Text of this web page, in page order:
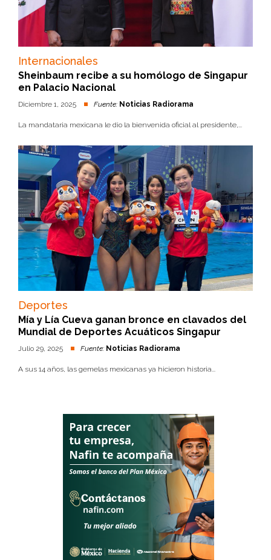
Internacionales
Sheinbaum recibe a su homólogo de Singapur
en Palacio Nacional
Diciembre 1, 2025 Fuente: Noticias Radiorama
La mandataria mexicana le dio la bienvenida oficial al presidente,...
Deportes
Mía y Lía Cueva ganan bronce en clavados del
Mundial de Deportes Acuáticos Singapur
Julio 29, 2025 Fuente: Noticias Radiorama
A sus 14 años, las gemelas mexicanas ya hicieron historia...